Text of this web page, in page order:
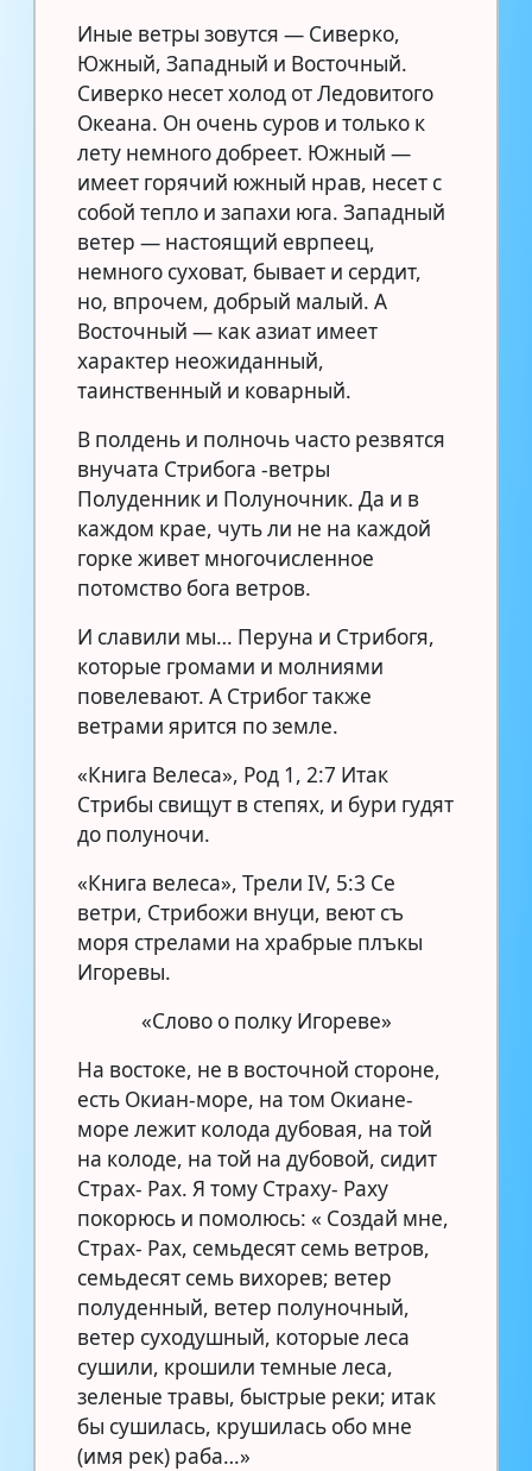
Иные ветры зовутся — Сиверко,
Южный, Западный и Восточный.
Сиверко несет холод от Ледовитого
Океана. Он очень суров и только к
лету немного добреет. Южный —
имеет горячий южный нрав, несет с
собой тепло и запахи юга. Западный
ветер — настоящий еврпеец,
немного суховат, бывает и сердит,
но, впрочем, добрый малый. А
Восточный — как азиат имеет
характер неожиданный,
таинственный и коварный.
В полдень и полночь часто резвятся
внучата Стрибога -ветры
Полуденник и Полуночник. Да и в
каждом крае, чуть ли не на каждой
горке живет многочисленное
потомство бога ветров.
И славили мы… Перуна и Стрибогя,
которые громами и молниями
повелевают. А Стрибог также
ветрами ярится по земле.
«Книга Велеса», Род 1, 2:7 Итак
Стрибы свищут в степях, и бури гудят
до полуночи.
«Книга велеса», Трели IV, 5:3 Се
ветри, Стрибожи внуци, веют съ
моря стрелами на храбрые плъкы
Игоревы.
«Слово о полку Игореве»
На востоке, не в восточной стороне,
есть Окиан-море, на том Окиане-
море лежит колода дубовая, на той
на колоде, на той на дубовой, сидит
Страх- Рах. Я тому Страху- Раху
покорюсь и помолюсь: « Создай мне,
Страх- Рах, семьдесят семь ветров,
семьдесят семь вихорев; ветер
полуденный, ветер полуночный,
ветер суходушный, которые леса
сушили, крошили темные леса,
зеленые травы, быстрые реки; итак
бы сушилась, крушилась обо мне
(имя рек) раба…»